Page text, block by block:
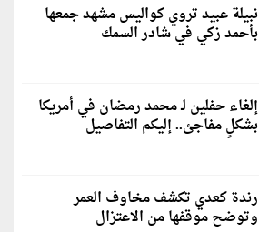
نبيلة عبيد تروي كواليس مشهد جمعها
بأحمد زكي في شادر السمك
إلغاء حفلين لـ محمد رمضان في أمريكا
بشكلٍ مفاجئ.. إليكم التفاصيل
رندة كعدي تكشف مخاوف العمر
وتوضح موقفها من الاعتزال